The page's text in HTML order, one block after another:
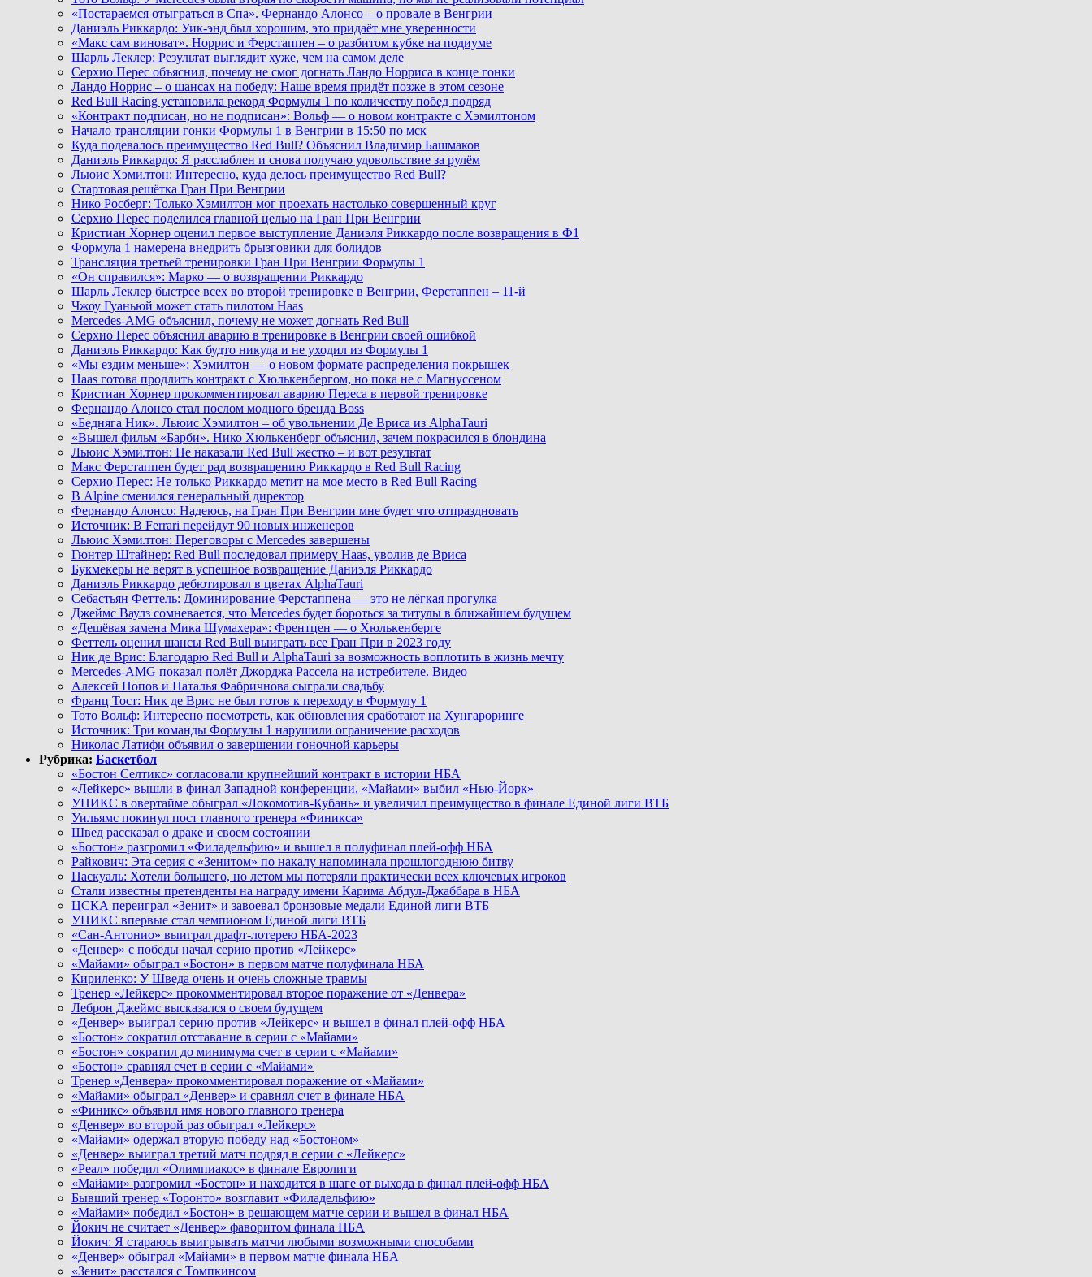
«Постараемся отыграться в Спа». Фернандо Алонсо – о провале в Венгрии
Даниэль Риккардо: Уик-энд был хорошим, это придаёт мне уверенности
«Макс сам виноват». Норрис и Ферстаппен – о разбитом кубке на подиуме
Шарль Леклер: Результат выглядит хуже, чем на самом деле
Серхио Перес объяснил, почему не смог догнать Ландо Норриса в конце гонки
Ландо Норрис – о шансах на победу: Наше время придёт позже в этом сезоне
Red Bull Racing установила рекорд Формулы 1 по количеству побед подряд
«Контракт подписан, но не подписан»: Вольф — о новом контракте с Хэмилтоном
Начало трансляции гонки Формулы 1 в Венгрии в 15:50 по мск
Куда подевалось преимущество Red Bull? Объяснил Владимир Башмаков
Даниэль Риккардо: Я расслаблен и снова получаю удовольствие за рулём
Льюис Хэмилтон: Интересно, куда делось преимущество Red Bull?
Стартовая решётка Гран При Венгрии
Нико Росберг: Только Хэмилтон мог проехать настолько совершенный круг
Серхио Перес поделился главной целью на Гран При Венгрии
Кристиан Хорнер оценил первое выступление Даниэля Риккардо после возвращения в Ф1
Формула 1 намерена внедрить брызговики для болидов
Трансляция третьей тренировки Гран При Венгрии Формулы 1
«Он справился»: Марко — о возвращении Риккардо
Шарль Леклер быстрее всех во второй тренировке в Венгрии, Ферстаппен – 11-й
Чжоу Гуаньюй может стать пилотом Haas
Mercedes-AMG объяснил, почему не может догнать Red Bull
Серхио Перес объяснил аварию в тренировке в Венгрии своей ошибкой
Даниэль Риккардо: Как будто никуда и не уходил из Формулы 1
«Мы ездим меньше»: Хэмилтон — о новом формате распределения покрышек
Haas готова продлить контракт с Хюлькенбергом, но пока не с Магнуссеном
Кристиан Хорнер прокомментировал аварию Переса в первой тренировке
Фернандо Алонсо стал послом модного бренда Boss
«Бедняга Ник». Льюис Хэмилтон – об увольнении Де Вриса из AlphaTauri
«Вышел фильм «Барби». Нико Хюлькенберг объяснил, зачем покрасился в блондина
Льюис Хэмилтон: Не наказали Red Bull жестко – и вот результат
Макс Ферстаппен будет рад возвращению Риккардо в Red Bull Racing
Серхио Перес: Не только Риккардо метит на мое место в Red Bull Racing
В Alpine сменился генеральный директор
Фернандо Алонсо: Надеюсь, на Гран При Венгрии мне будет что отпраздновать
Источник: В Ferrari перейдут 90 новых инженеров
Льюис Хэмилтон: Переговоры с Mercedes завершены
Гюнтер Штайнер: Red Bull последовал примеру Haas, уволив де Вриса
Букмекеры не верят в успешное возвращение Даниэля Риккардо
Даниэль Риккардо дебютировал в цветах AlphaTauri
Себастьян Феттель: Доминирование Ферстаппена — это не лёгкая прогулка
Джеймс Ваулз сомневается, что Mercedes будет бороться за титулы в ближайшем будущем
«Дешёвая замена Мика Шумахера»: Френтцен — о Хюлькенберге
Феттель оценил шансы Red Bull выиграть все Гран При в 2023 году
Ник де Врис: Благодарю Red Bull и AlphaTauri за возможность воплотить в жизнь мечту
Mercedes-AMG показал полёт Джорджа Рассела на истребителе. Видео
Алексей Попов и Наталья Фабричнова сыграли свадьбу
Франц Тост: Ник де Врис не был готов к переходу в Формулу 1
Тото Вольф: Интересно посмотреть, как обновления сработают на Хунгароринге
Источник: Три команды Формулы 1 нарушили ограничение расходов
Николас Латифи объявил о завершении гоночной карьеры
Рубрика: Баскетбол
«Бостон Селтикс» согласовали крупнейший контракт в истории НБА
«Лейкерс» вышли в финал Западной конференции, «Майами» выбил «Нью-Йорк»
УНИКС в овертайме обыграл «Локомотив-Кубань» и увеличил преимущество в финале Единой лиги ВТБ
Уильямс покинул пост главного тренера «Финикса»
Швед рассказал о драке и своем состоянии
«Бостон» разгромил «Филадельфию» и вышел в полуфинал плей-офф НБА
Райкович: Эта серия с «Зенитом» по накалу напоминала прошлогоднюю битву
Паскуаль: Хотели большего, но летом мы потеряли практически всех ключевых игроков
Стали известны претенденты на награду имени Карима Абдул-Джаббара в НБА
ЦСКА переиграл «Зенит» и завоевал бронзовые медали Единой лиги ВТБ
УНИКС впервые стал чемпионом Единой лиги ВТБ
«Сан-Антонио» выиграл драфт-лотерею НБА-2023
«Денвер» с победы начал серию против «Лейкерс»
«Майами» обыграл «Бостон» в первом матче полуфинала НБА
Кириленко: У Шведа очень и очень сложные травмы
Тренер «Лейкерс» прокомментировал второе поражение от «Денвера»
Леброн Джеймс высказался о своем будущем
«Денвер» выиграл серию против «Лейкерс» и вышел в финал плей-офф НБА
«Бостон» сократил отставание в серии с «Майами»
«Бостон» сократил до минимума счет в серии с «Майами»
«Бостон» сравнял счет в серии с «Майами»
Тренер «Денвера» прокомментировал поражение от «Майами»
«Майами» обыграл «Денвер» и сравнял счет в финале НБА
«Финикс» объявил имя нового главного тренера
«Денвер» во второй раз обыграл «Лейкерс»
«Майами» одержал вторую победу над «Бостоном»
«Денвер» выиграл третий матч подряд в серии с «Лейкерс»
«Реал» победил «Олимпиакос» в финале Евролиги
«Майами» разгромил «Бостон» и находится в шаге от выхода в финал плей-офф НБА
Бывший тренер «Торонто» возглавит «Филадельфию»
«Майами» победил «Бостон» в решающем матче серии и вышел в финал НБА
Йокич не считает «Денвер» фаворитом финала НБА
Йокич: Я стараюсь выигрывать матчи любыми возможными способами
«Денвер» обыграл «Майами» в первом матче финала НБА
«Зенит» расстался с Томпкинсом